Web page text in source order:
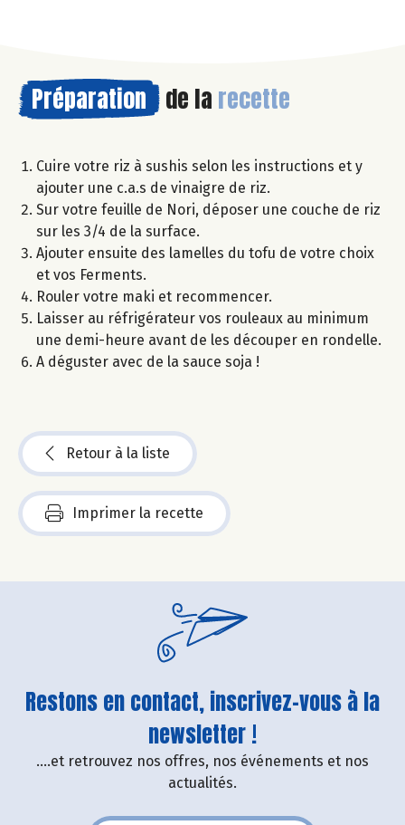
Préparation de la recette
Cuire votre riz à sushis selon les instructions et y
ajouter une c.a.s de vinaigre de riz.
Sur votre feuille de Nori, déposer une couche de riz
sur les 3/4 de la surface.
Ajouter ensuite des lamelles du tofu de votre choix
et vos Ferments.
Rouler votre maki et recommencer.
Laisser au réfrigérateur vos rouleaux au minimum
une demi-heure avant de les découper en rondelle.
A déguster avec de la sauce soja !
Retour à la liste
Imprimer la recette
Restons en contact, inscrivez-vous à la
newsletter !
....et retrouvez nos offres, nos événements et nos
actualités.